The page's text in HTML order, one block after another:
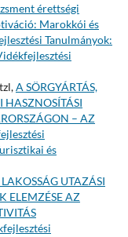
érettségi
Marokkói és
Tanulmányok:
A SÖRGYÁRTÁS,
HASZNOSÍTÁSI
– AZ
és
UTAZÁSI
ELEMZÉSE AZ